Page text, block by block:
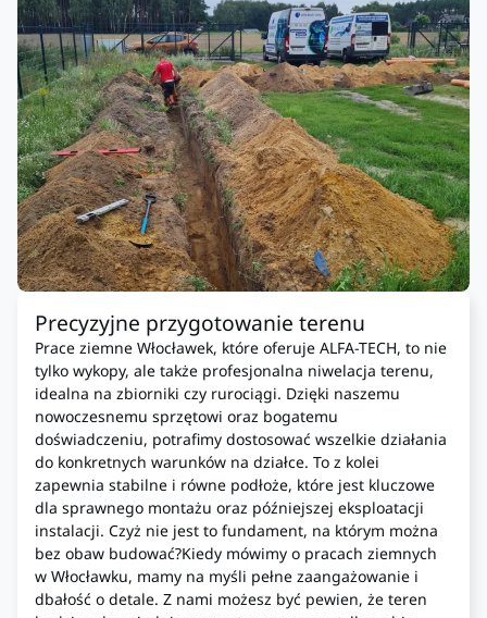
Precyzyjne przygotowanie terenu
Prace ziemne Włocławek, które oferuje ALFA-TECH, to nie
tylko wykopy, ale także profesjonalna niwelacja terenu,
idealna na zbiorniki czy rurociągi. Dzięki naszemu
nowoczesnemu sprzętowi oraz bogatemu
doświadczeniu, potrafimy dostosować wszelkie działania
do konkretnych warunków na działce. To z kolei
zapewnia stabilne i równe podłoże, które jest kluczowe
dla sprawnego montażu oraz późniejszej eksploatacji
instalacji. Czyż nie jest to fundament, na którym można
bez obaw budować?Kiedy mówimy o pracach ziemnych
w Włocławku, mamy na myśli pełne zaangażowanie i
dbałość o detale. Z nami możesz być pewien, że teren